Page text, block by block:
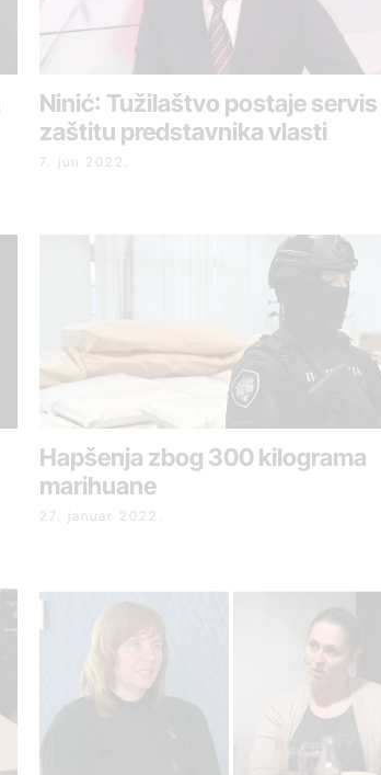
Ninić: Tužilaštvo postaje servis
zaštitu predstavnika vlasti
7. jun 2022.
Hapšenja zbog 300 kilograma
marihuane
27. januar 2022.